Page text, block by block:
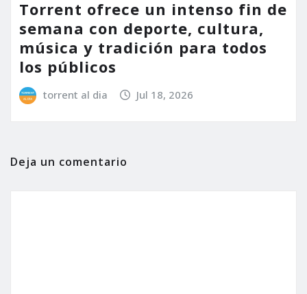
Torrent ofrece un intenso fin de
semana con deporte, cultura,
música y tradición para todos
los públicos
torrent al dia Jul 18, 2026
Deja un comentario